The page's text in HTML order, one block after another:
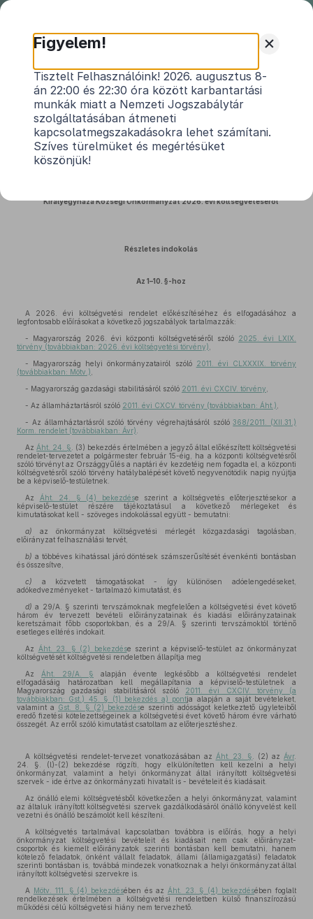
Királyegyháza Község
Önkormányzata Képviselő-
testületének 1/2026. (II. 11.)
önkormányzati rendeletének
indokolása
Királyegyháza Községi Önkormányzat 2026. évi költségvetéséről
Részletes indokolás
Az 1–10. §-hoz
A 2026. évi költségvetési rendelet előkészítéséhez és elfogadásához a
legfontosabb előírásokat a következő jogszabályok tartalmazzák:
- Magyarország 2026. évi központi költségvetéséről szóló 2025. évi LXIX.
törvény (továbbiakban: 2026. évi költségvetési törvény)
- Magyarország helyi önkormányzatairól szóló 2011. évi CLXXXIX. törvény
(továbbiakban: Mötv.)
- Magyarország gazdasági stabilitásáról szóló 2011. évi CXCIV. törvény
- Az államháztartásról szóló 2011. évi CXCV. törvény (továbbiakban: Áht.)
- Az államháztartásról szóló törvény végrehajtásáról szóló368/2011. (XII.31.)
Korm. rendelet (továbbiakban: Ávr)
Az Áht. 24. §
. (3) bekezdés értelmében a jegyző által előkészített költségvetési
rendelet-tervezetet a polgármester február 15-éig, ha a központi költségvetésről
szóló törvényt az Országgyűlés a naptári év kezdetéig nem fogadta el, a központi
költségvetésről szóló törvény hatálybalépését követő negyvenötödik napig nyújtja
be a képviselő-testületnek.
Az
Áht. 24. § (4) bekezdése szerint a költségvetés előterjesztésekor a
képviselő-testület részére tájékoztatásul a következő mérlegeket és
kimutatásokat kell - szöveges indokolással együtt - bemutatni:
a)az önkormányzat költségvetési mérlegét közgazdasági tagolásban,
előirányzat felhasználási tervét,
b) a többéves kihatással járó döntések számszerűsítését évenkénti bontásban
és összesítve,
c) a közvetett támogatásokat - így különösen adóelengedéseket,
adókedvezményeket - tartalmazó kimutatást, és
d) a 29/A. § szerinti tervszámoknak megfelelően a költségvetési évet követő
három év tervezett bevételi előirányzatainak és kiadási előirányzatainak
keretszámait főbb csoportokban, és a 29/A. § szerinti tervszámoktól történő
esetleges eltérés indokait.
Az
Áht. 23. § (2) bekezdése szerint a képviselő-testület az önkormányzat
költségvetését költségvetési rendeletben állapítja meg
Az Áht. 29/A. § alapján évente legkésőbb a költségvetési rendelet
elfogadásáig határozatban kell megállapítania a képviselő-testületnek a
Magyarország gazdasági stabilitásáról szóló 2011. évi CXCIV. törvény (a
továbbiakban: Gst.) 45. § (1) bekezdés a) pontja alapján a saját bevételeket,
valamint a Gst. 8. § (2) bekezdése szerinti adósságot keletkeztető ügyleteiből
eredő fizetési kötelezettségeinek a költségvetési évet követő három évre várható
összegét. Az erről szóló kimutatást csatoltam az előterjesztéshez.
A költségvetési rendelet-tervezet vonatkozásában az Áht. 23. § . (2) az Ávr.
24. §. (l)-(2) bekezdése rögzíti, hogy elkülönítetten kell kezelni a helyi
önkormányzat, valamint a helyi önkormányzat által irányított költségvetési
szervek - ide értve az önkormányzati hivatalt is - bevételeit és kiadásait.
Az önálló elemi költségvetésből következően a helyi önkormányzat, valamint
az általuk irányított költségvetési szervek gazdálkodásáról önálló könyvelést kell
vezetni és önálló beszámolót kell készíteni.
A költségvetés tartalmával kapcsolatban továbbra is előírás, hogy a helyi
önkormányzat költségvetési bevételeit és kiadásait nem csak előirányzat-
csoportok és kiemelt előirányzatok szerinti bontásban kell bemutatni, hanem
kötelező feladatok, önként vállalt feladatok, állami (államigazgatási) feladatok
szerinti bontásban is, továbbá mindezek vonatkoznak a helyi önkormányzat által
irányított költségvetési szervekre is.
A Mötv. 111. § (4) bekezdésében és az Áht. 23. § (4) bekezdésében foglalt
rendelkezések értelmében a költségvetési rendeletben külső finanszírozású
működési célú költségvetési hiány nem tervezhető.
+
Figyelem!
Tisztelt Felhasználóink! 2026. augusztus 8-
án 22:00 és 22:30 óra között karbantartási
munkák miatt a Nemzeti Jogszabálytár
szolgáltatásában átmeneti
kapcsolatmegszakadásokra lehet számítani.
Szíves türelmüket és megértésüket
köszönjük!